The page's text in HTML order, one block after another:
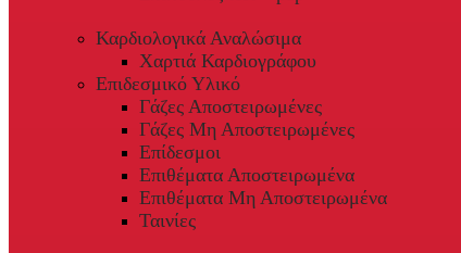
Καρδιολογικά Αναλώσιμα
Χαρτιά Καρδιογράφου
Επιδεσμικό Υλικό
Γάζες Αποστειρωμένες
Γάζες Μη Αποστειρωμένες
Επίδεσμοι
Επιθέματα Αποστειρωμένα
Επιθέματα Μη Αποστειρωμένα
Ταινίες